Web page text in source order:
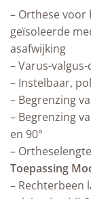
– Orthese voor
geïsoleerde
asafwijking
– Varus-
– Instelbaar,
– Begrenzing
– Begrenzing
en 90°
–
Toepassing
– Rechterbeen